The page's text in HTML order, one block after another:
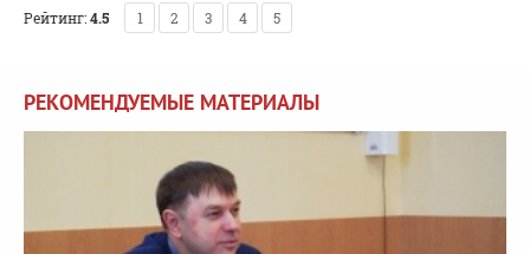
Рейтинг:4.5 1 2 3 4 5
РЕКОМЕНДУЕМЫЕ МАТЕРИАЛЫ